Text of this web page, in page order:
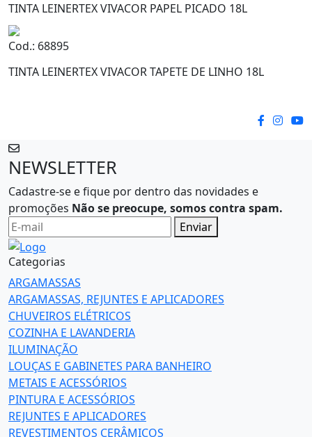
TINTA LEINERTEX VIVACOR PAPEL PICADO 18L
Cod.: 68895
TINTA LEINERTEX VIVACOR TAPETE DE LINHO 18L
NEWSLETTER
Cadastre-se e fique por dentro das novidades e
promoções Não se preocupe, somos contra spam.
Enviar
Categorias
ARGAMASSAS
ARGAMASSAS, REJUNTES E APLICADORES
CHUVEIROS ELÉTRICOS
COZINHA E LAVANDERIA
ILUMINAÇÃO
LOUÇAS E GABINETES PARA BANHEIRO
METAIS E ACESSÓRIOS
PINTURA E ACESSÓRIOS
REJUNTES E APLICADORES
REVESTIMENTOS CERÂMICOS